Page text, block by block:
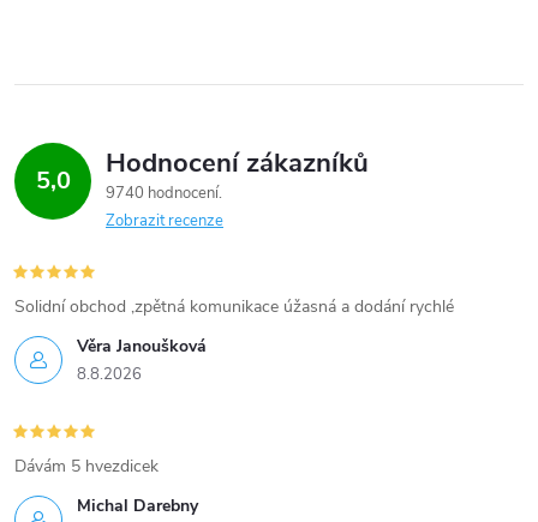
u5,0 Hodnocení zákazníků
9740 hodnocení
Zobrazit recenze
Věra Janoušková
8.8.2026
Solidní obchod ,zpětná komunikace úžasná a dodání rychlé
Michal Darebny
Dávám 5 hvezdicek